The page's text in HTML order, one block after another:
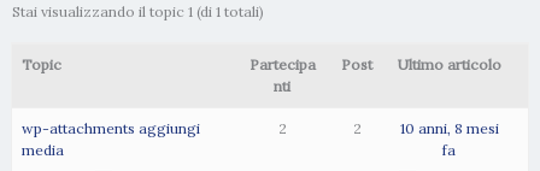
Stai visualizzando il topic 1 (di 1 totali)
Topic
Partecipa
nti
Post Ultimo articolo
wp-attachments aggiungi
media
2 2
10 anni, 8 mesi
fa